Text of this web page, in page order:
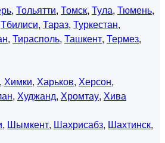
, Тольятти, Томск, Тула, Тюмень,
Тбилиси, Тараз, Туркестан,
, Тирасполь, Ташкент, Термез,
, Химки, Харьков, Херсон,
, Худжанд, Хромтау, Хива
, Шымкент, Шахрисабз, Шахтинск,